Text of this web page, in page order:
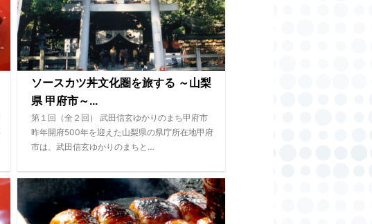
ソースカツ丼文化圏を旅する ～山梨
県 甲府市～...
第１回（全２回） 武田信玄ゆかりのまち甲府市
昨年開府500年を迎えた山梨県の県庁所在地甲府
市は、武田信玄ゆかりのまちと…